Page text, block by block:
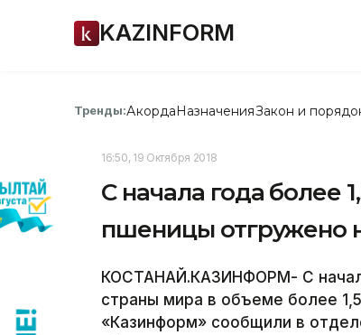
KAZINFORM
Тренды:АкордаНазначенияЗакон и
16:50, 19 Октября 2018
С начала года более
пшеницы отгружено
КОСТАНАЙ.КАЗИНФОРМ- С
страны мира в объеме более
«Казинформ» сообщили в